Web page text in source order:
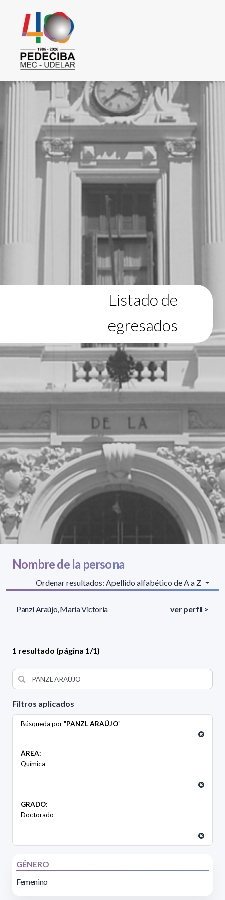
Listado de
egresados
Filtros aplicados
Búsqueda por "PANZL ARAÚJO"
ÁREA:
Química
GRADO:
Doctorado
GÉNERO
Femenino
Nombre de la persona
Ordenar resultados: Apellido alfabético de A a Z
Panzl Araújo, María Victoria ver perfil >
1 resultado (página 1/1)